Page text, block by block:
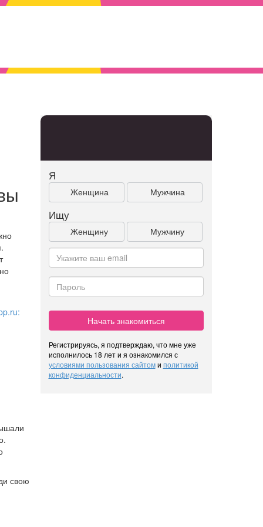
свою
Я
Женщина Мужчина
Ищу
Женщину Мужчину
Начать знакомиться
Регистрируясь, я подтверждаю, что мне уже
исполнилось 18 лет и я ознакомился с
условиями пользования сайтоми политикой
конфиденциальности.